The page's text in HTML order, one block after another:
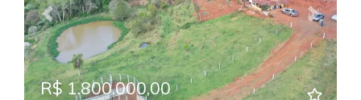
Previous Next
R$ 1.800.000,00